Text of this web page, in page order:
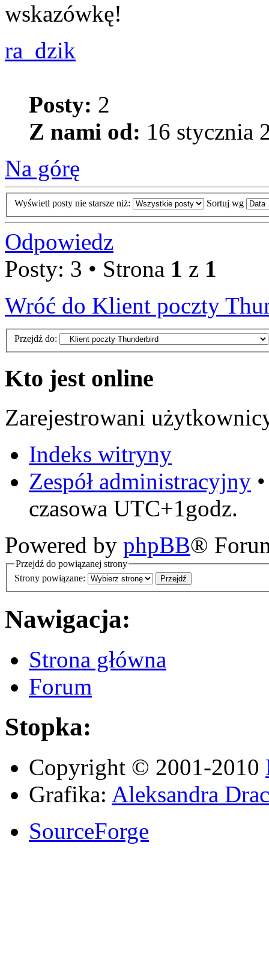
wskazówkę!
ra_dzik
Posty: 2
Z nami od: 16 stycznia
Na górę
Wyświetl posty nie starsze niż: Sortuj wg
Odpowiedz
Posty: 3 • Strona 1 z 1
Wróć do Klient poczty
Przejdź do:
Kto jest online
Zarejestrowani
Indeks witryny
Zespół administracyjny
czasowa UTC+1godz.
Powered by phpBB®
Przejdź do powiązanej strony
Strony powiązane:
Nawigacja:
Strona główna
Forum
Stopka:
Copyright © 2001-2010
Grafika: Aleksandra
SourceForge